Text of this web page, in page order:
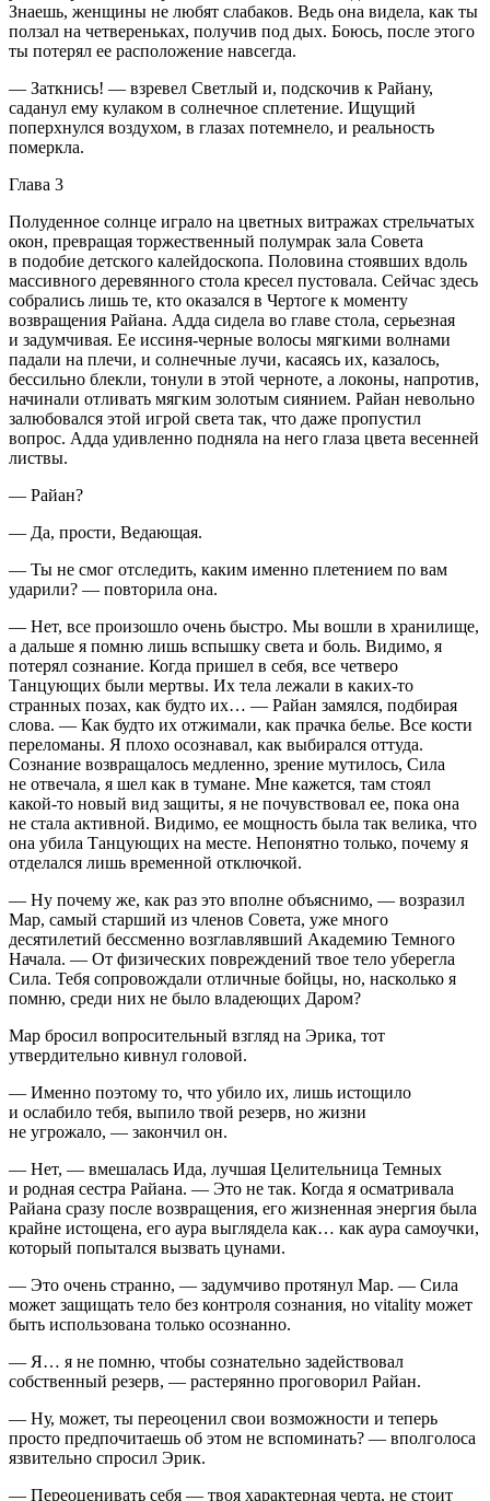
Знаешь, женщины не любят слабаков. Ведь она видела, как ты
ползал на четвереньках, получив под дых. Боюсь, после этого
ты потерял ее расположение навсегда.
— Заткнись! — взревел Светлый и, подскочив к Райану,
саданул ему кулаком в солнечное сплетение. Ищущий
поперхнулся воздухом, в глазах потемнело, и реальность
померкла.
Глава 3
Полуденное солнце играло на цветных витражах стрельчатых
окон, превращая торжественный полумрак зала Совета
в подобие детского калейдоскопа. Половина стоявших вдоль
массивного деревянного стола кресел пустовала. Сейчас здесь
собрались лишь те, кто оказался в Чертоге к моменту
возвращения Райана. Адда сидела во главе стола, серьезная
и задумчивая. Ее иссиня-черные волосы мягкими волнами
падали на плечи, и солнечные лучи, касаясь их, казалось,
бессильно блекли, тонули в этой черноте, а локоны, напротив,
начинали отливать мягким золотым сиянием. Райан невольно
залюбовался этой игрой света так, что даже пропустил
вопрос. Адда удивленно подняла на него глаза цвета весенней
листвы.
— Райан?
— Да, прости, Ведающая.
— Ты не смог отследить, каким именно плетением по вам
ударили? — повторила она.
— Нет, все произошло очень быстро. Мы вошли в хранилище,
а дальше я помню лишь вспышку света и боль. Видимо, я
потерял сознание. Когда пришел в себя, все четверо
Танцующих были мертвы. Их тела лежали в каких-то
странных позах, как будто их… — Райан замялся, подбирая
слова. — Как будто их отжимали, как прачка белье. Все кости
переломаны. Я плохо осознавал, как выбирался оттуда.
Сознание возвращалось медленно, зрение мутилось, Сила
не отвечала, я шел как в тумане. Мне кажется, там стоял
какой-то новый вид защиты, я не почувствовал ее, пока она
не стала активной. Видимо, ее мощность была так велика, что
она убила Танцующих на месте. Непонятно только, почему я
отделался лишь временной отключкой.
— Ну почему же, как раз это вполне объяснимо, — возразил
Мар, самый старший из членов Совета, уже много
десятилетий бессменно возглавлявший Академию Темного
Начала. — От физических повреждений твое тело уберегла
Сила. Тебя сопровождали отличные бойцы, но, насколько я
помню, среди них не было владеющих Даром?
Мар бросил вопросительный взгляд на Эрика, тот
утвердительно кивнул головой.
— Именно поэтому то, что убило их, лишь истощило
и ослабило тебя, выпило твой резерв, но жизни
не угрожало, — закончил он.
— Нет, — вмешалась Ида, лучшая Целительница Темных
и родная сестра Райана. — Это не так. Когда я осматривала
Райана сразу после возвращения, его жизненная энергия была
крайне истощена, его аура выглядела как… как аура самоучки,
который попытался вызвать цунами.
— Это очень странно, — задумчиво протянул Мар. — Сила
может защищать тело без контроля сознания, но vitality может
быть использована только осознанно.
— Я… я не помню, чтобы сознательно задействовал
собственный резерв, — растерянно проговорил Райан.
— Ну, может, ты переоценил свои возможности и теперь
просто предпочитаешь об этом не вспоминать? — вполголоса
язвительно спросил Эрик.
— Переоценивать себя — твоя характерная черта, не стоит